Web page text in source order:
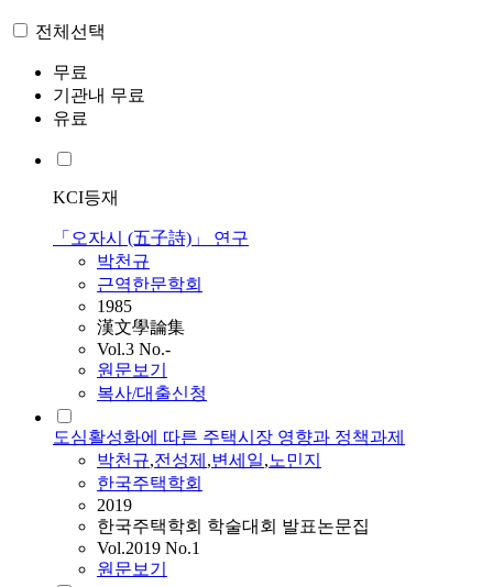
전체선택
무료
기관내 무료
유료
KCI등재
「오자시 (五子詩)」 연구
박천규
근역한문학회
1985
漢文學論集
Vol.3 No.-
원문보기
복사/대출신청
도심활성화에 따른 주택시장 영향과 정책과제
박천규,전성제 ,변세일,노민지
한국주택학회
2019
한국주택학회 학술대회 발표논문집
Vol.2019 No.1
원문보기